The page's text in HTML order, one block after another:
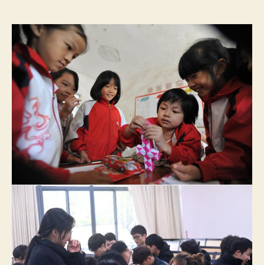
期
床
上
聽
課
的
小
女
孩
查
包
養
網
心
年
夜
學